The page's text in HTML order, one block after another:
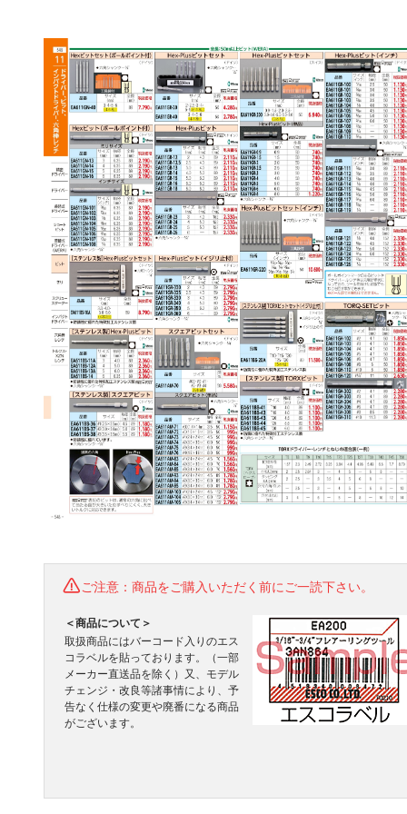
ご注意：商品をご購入いただく前にご一読下さい。
＜商品について＞
取扱商品にはバーコード入りのエス
コラベルを貼っております。（一部
メーカー直送品を除く）又、モデル
チェンジ・改良等諸事情により、予
告なく仕様の変更や廃番になる商品
がございます。